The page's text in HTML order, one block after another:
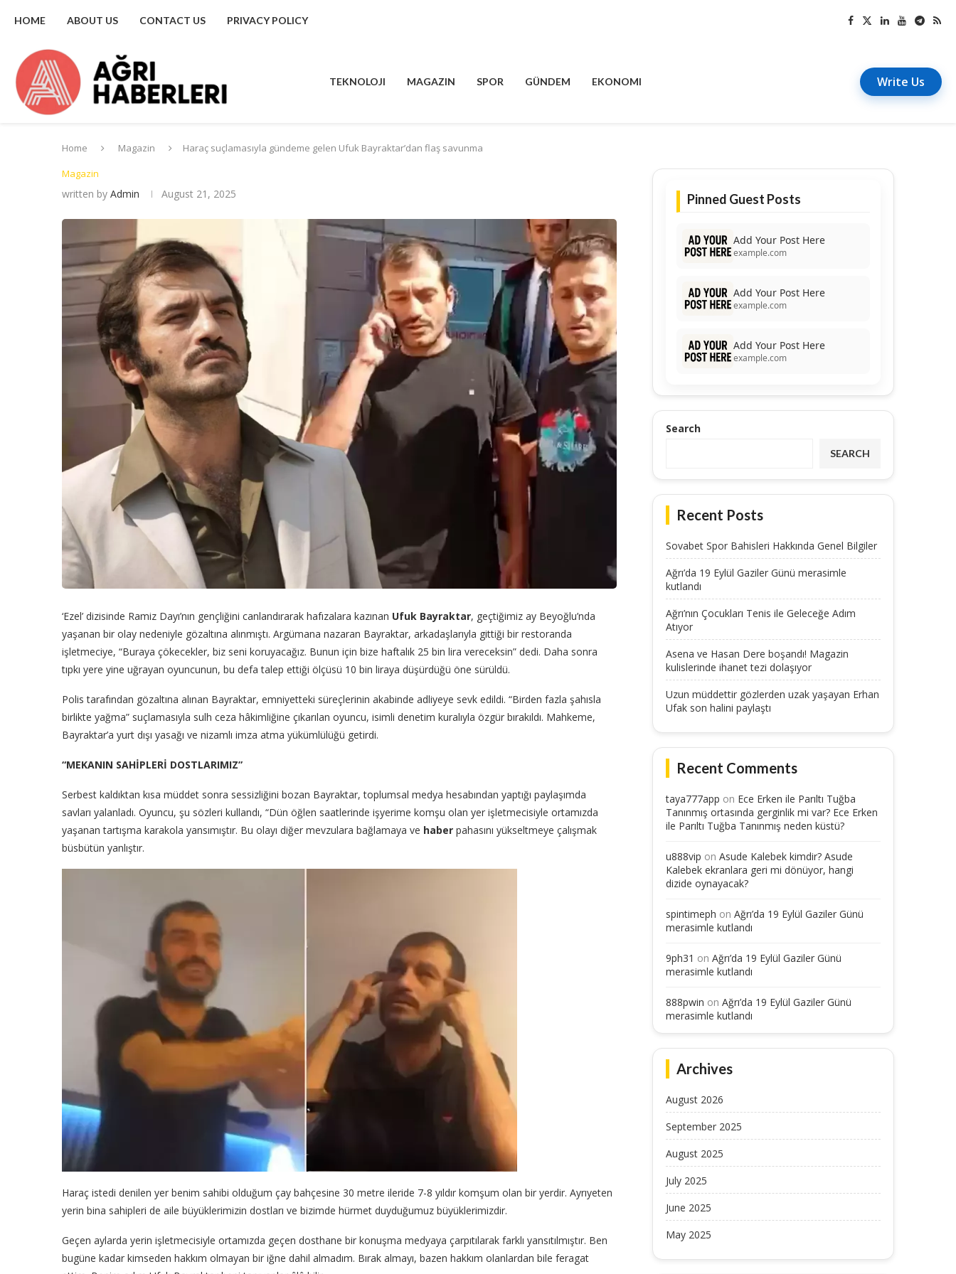
HOME ABOUT US CONTACT US PRIVACY POLICY
TEKNOLOJI MAGAZIN SPOR GÜNDEM EKONOMI Write Us
Home Magazin
Haraç suçlamasıyla gündeme gelen Ufuk Bayraktar’dan flaş savunma
Magazin
written by Admin August 21, 2025
‘Ezel’ dizisinde Ramiz Dayı’nın gençliğini canlandırarak hafızalara kazınan Ufuk Bayraktar, geçtiğimiz ay Beyoğlu’nda
yaşanan bir olay nedeniyle gözaltına alınmıştı. Argümana nazaran Bayraktar, arkadaşlarıyla gittiği bir restoranda
işletmeciye, “Buraya çökecekler, biz seni koruyacağız. Bunun için bize haftalık 25 bin lira vereceksin” dedi. Daha sonra
tıpkı yere yine uğrayan oyuncunun, bu defa talep ettiği ölçüsü 10 bin liraya düşürdüğü öne sürüldü.
Polis tarafından gözaltına alınan Bayraktar, emniyetteki süreçlerinin akabinde adliyeye sevk edildi. “Birden fazla şahısla
birlikte yağma” suçlamasıyla sulh ceza hâkimliğine çıkarılan oyuncu, isimli denetim kuralıyla özgür bırakıldı. Mahkeme,
Bayraktar’a yurt dışı yasağı ve nizamlı imza atma yükümlülüğü getirdi.
“MEKANIN SAHİPLERİ DOSTLARIMIZ”
Serbest kaldıktan kısa müddet sonra sessizliğini bozan Bayraktar, toplumsal medya hesabından yaptığı paylaşımda
savları yalanladı. Oyuncu, şu sözleri kullandı, “Dün öğlen saatlerinde işyerime komşu olan yer işletmecisiyle ortamızda
yaşanan tartışma karakola yansımıştır. Bu olayı diğer mevzulara bağlamaya ve haber pahasını yükseltmeye çalışmak
büsbütün yanlıştır.
Haraç istedi denilen yer benim sahibi olduğum çay bahçesine 30 metre ileride 7-8 yıldır komşum olan bir yerdir. Ayrıyeten
yerin bina sahipleri de aile büyüklerimizin dostları ve bizimde hürmet duyduğumuz büyüklerimizdir.
Geçen aylarda yerin işletmecisiyle ortamızda geçen dosthane bir konuşma medyaya çarpıtılarak farklı yansıtılmıştır. Ben
bugüne kadar kimseden hakkım olmayan bir iğne dahil almadım. Bırak almayı, bazen hakkım olanlardan bile feragat
Pinned Guest Posts
Add Your Post Here
example.com
Add Your Post Here
example.com
Add Your Post Here
example.com
Search
SEARCH
Recent Posts
Sovabet Spor Bahisleri Hakkında Genel Bilgiler
Ağrı’da 19 Eylül Gaziler Günü merasimle
kutlandı
Ağrı’nın Çocukları Tenis ile Geleceğe Adım
Atıyor
Asena ve Hasan Dere boşandı! Magazin
kulislerinde ihanet tezi dolaşıyor
Uzun müddettir gözlerden uzak yaşayan Erhan
Ufak son halini paylaştı
Recent Comments
taya777app on Ece Erken ile Parıltı Tuğba
Tanınmış ortasında gerginlik mi var? Ece Erken
ile Parıltı Tuğba Tanınmış neden küstü?
u888vip on Asude Kalebek kimdir? Asude
Kalebek ekranlara geri mi dönüyor, hangi
dizide oynayacak?
spintimeph on Ağrı’da 19 Eylül Gaziler Günü
merasimle kutlandı
9ph31 on Ağrı’da 19 Eylül Gaziler Günü
merasimle kutlandı
888pwin on Ağrı’da 19 Eylül Gaziler Günü
merasimle kutlandı
Archives
August 2026
September 2025
August 2025
July 2025
June 2025
May 2025